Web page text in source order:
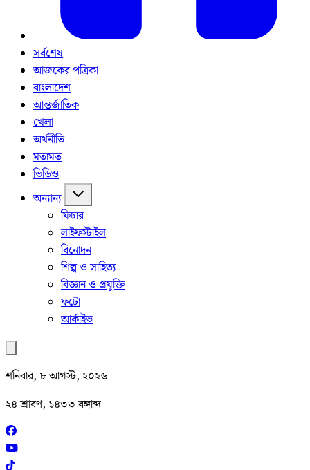
সর্বশেষ
আজকের পত্রিকা
বাংলাদেশ
আন্তর্জাতিক
খেলা
অর্থনীতি
মতামত
ভিডিও
অন্যান্য
ফিচার
লাইফস্টাইল
বিনোদন
শিল্প ও সাহিত্য
বিজ্ঞান ও প্রযুক্তি
ফটো
আর্কাইভ
শনিবার, ৮ আগস্ট, ২০২৬
২৪ শ্রাবণ, ১৪৩৩ বঙ্গাব্দ